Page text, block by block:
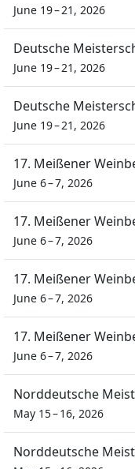
June 19 – 21, 2026
Deutsche
June 19 – 21, 2026
Deutsche
June 19 – 21, 2026
17. Meißener
June 6 – 7, 2026
17. Meißener
June 6 – 7, 2026
17. Meißener
June 6 – 7, 2026
17. Meißener
June 6 – 7, 2026
Norddeutsche
May 15 – 16, 2026
Norddeutsche